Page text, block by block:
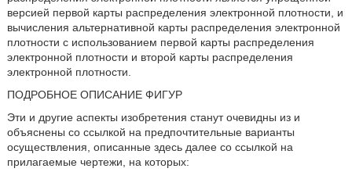
версией первой карты распределения электронной плотности, и
вычисления альтернативной карты распределения электронной
плотности с использованием первой карты распределения
электронной плотности и второй карты распределения
электронной плотности.
ПОДРОБНОЕ ОПИСАНИЕ ФИГУР
Эти и другие аспекты изобретения станут очевидны из и
объяснены со ссылкой на предпочтительные варианты
осуществления, описанные здесь далее со ссылкой на
прилагаемые чертежи, на которых: